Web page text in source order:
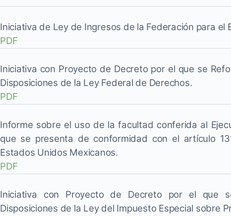
Iniciativa de Ley de Ingresos de la Federación para el
PDF
Iniciativa con Proyecto de Decreto por el que se
Disposiciones de la Ley Federal de Derechos.
PDF
Informe sobre el uso de la facultad conferida al
que se presenta de conformidad con el artículo
Estados Unidos Mexicanos.
PDF
Iniciativa con Proyecto de Decreto por el que
Disposiciones de la Ley del Impuesto Especial sobre